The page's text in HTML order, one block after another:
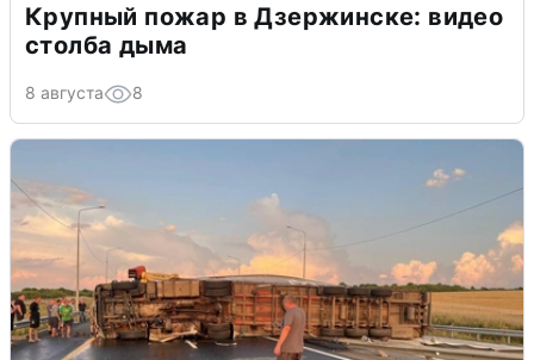
Крупный пожар в Дзержинске: видео
столба дыма
8 августа 8